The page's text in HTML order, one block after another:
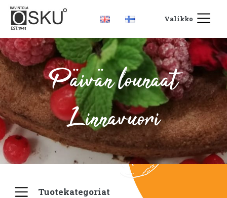
Valikko
Päivän lounaat
Linnavuori
Tuotekategoriat